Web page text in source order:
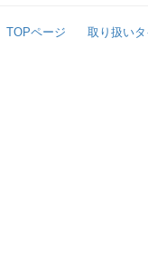
TOPページ 取り扱い